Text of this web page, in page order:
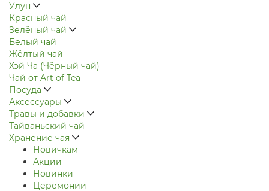
Улун
Красный чай
Зелёный чай
Белый чай
Жёлтый чай
Хэй Ча (Чёрный чай)
Чай от Art of Tea
Посуда
Аксессуары
Травы и добавки
Тайваньский чай
Хранение чая
Новичкам
Акции
Новинки
Церемонии